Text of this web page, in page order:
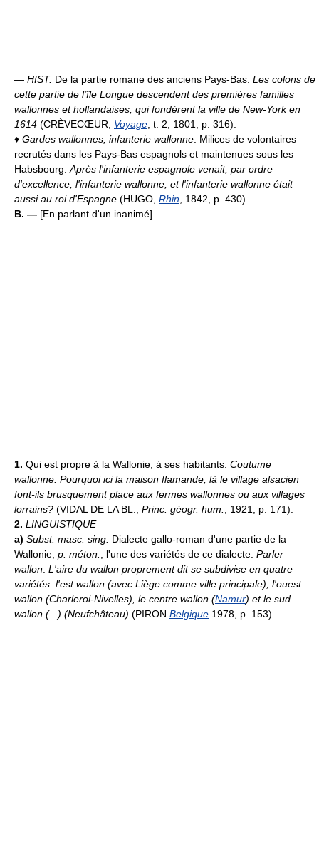
— HIST. De la partie romane des anciens Pays-Bas. Les colons de
cette partie de l'île Longue descendent des premières familles
wallonnes et hollandaises, qui fondèrent la ville de New-York en
1614 (CRÈVECŒUR, Voyage , t. 2, 1801, p. 316).
♦ Gardes wallonnes, infanterie wallonne . Milices de volontaires
recrutés dans les Pays-Bas espagnols et maintenues sous les
Habsbourg. Après l'infanterie espagnole venait, par ordre
d'excellence, l'infanterie wallonne, et l'infanterie wallonne était
aussi au roi d'Espagne (HUGO, Rhin , 1842, p. 430).
B. — [En parlant d'un inanimé]
1. Qui est propre à la Wallonie, à ses habitants. Coutume
wallonne. Pourquoi ici la maison flamande, là le village alsacien
font-ils brusquement place aux fermes wallonnes ou aux villages
lorrains? (VIDAL DE LA BL., Princ. géogr. hum.
, 1921, p. 171).
2. LINGUISTIQUE
a) Subst. masc. sing. Dialecte gallo-roman d'une partie de la
Wallonie; p. méton. , l'une des variétés de ce dialecte. Parler
wallon L'aire du wallon proprement dit se subdivise en quatre
variétés: l'est wallon (avec Liège comme ville principale), l'ouest
wallon (Charleroi-Nivelles), le centre wallon (Namur) et le sud
wallon (...) (Neufchâteau) (PIRON Belgique 1978, p. 153).